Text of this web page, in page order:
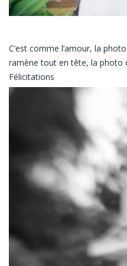
C’est comme l’amour, la
ramène tout en tête, la photo
Félicitations